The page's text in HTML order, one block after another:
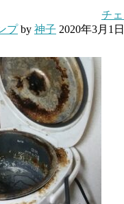
チ
プby 神子 2020年3月1日